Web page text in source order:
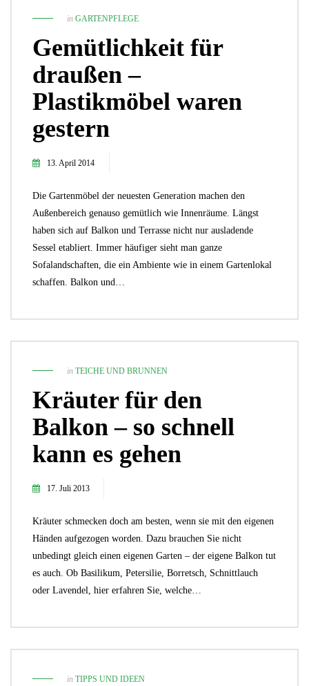
in GARTENPFLEGE
Gemütlichkeit für
draußen –
Plastikmöbel waren
gestern
13. April 2014
Die Gartenmöbel der neuesten Generation machen den
Außenbereich genauso gemütlich wie Innenräume. Längst
haben sich auf Balkon und Terrasse nicht nur ausladende
Sessel etabliert. Immer häufiger sieht man ganze
Sofalandschaften, die ein Ambiente wie in einem Gartenlokal
schaffen. Balkon und…
in TEICHE UND BRUNNEN
Kräuter für den
Balkon – so schnell
kann es gehen
17. Juli 2013
Kräuter schmecken doch am besten, wenn sie mit den eigenen
Händen aufgezogen worden. Dazu brauchen Sie nicht
unbedingt gleich einen eigenen Garten – der eigene Balkon tut
es auch. Ob Basilikum, Petersilie, Borretsch, Schnittlauch
oder Lavendel, hier erfahren Sie, welche…
in TIPPS UND IDEEN